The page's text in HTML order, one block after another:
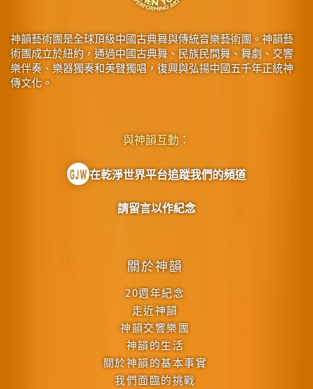
神韻藝術團是全球頂級中國古典舞與傳統音樂藝術團。神韻藝
術團成立於紐約，通過中國古典舞、民族民間舞、舞劇、交響
樂伴奏、樂器獨奏和美聲獨唱，復興與弘揚中國五千年正統神
傳文化。
關於神韻
20週年紀念
走近神韻
神韻交響樂團
神韻的生活
關於神韻的基本事實
我們面臨的挑戰
與神韻互動：
在乾淨世界平台追蹤我們的頻道
請留言以作紀念